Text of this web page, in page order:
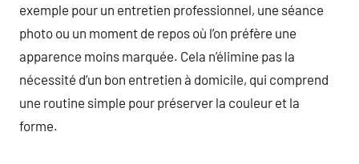
exemple pour un entretien professionnel, une séance
photo ou un moment de repos où l’on préfère une
apparence moins marquée. Cela n’élimine pas la
nécessité d’un bon entretien à domicile, qui comprend
une routine simple pour préserver la couleur et la
forme.